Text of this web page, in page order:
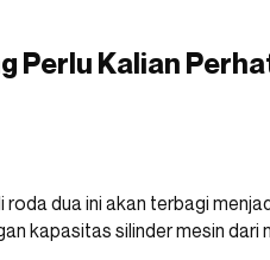
Perlu Kalian
dua ini akan terbagi
kapasitas silinder mesin dari